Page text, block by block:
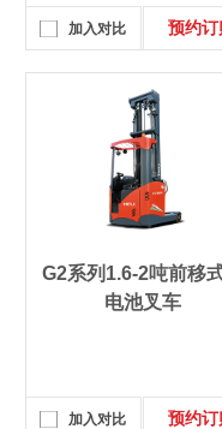
加入对比 预约订
G2系列1.6-2吨前移
电池叉车
加入对比 预约订